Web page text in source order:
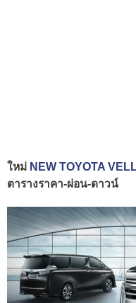
ใหม่ NEW TOYOTA
ตารางราคา-ผ่อน-ดาวน์